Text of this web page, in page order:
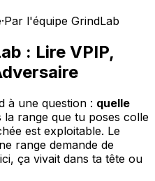
·Par l'équipe GrindLab
: Lire VPIP,
à une question : quelle
la range que tu poses colle
est exploitable. Le
range demande de
ça vivait dans ta tête ou